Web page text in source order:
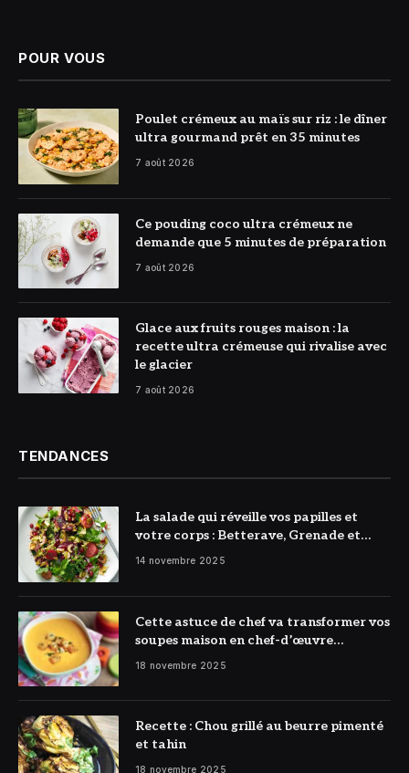
POUR VOUS
© DR
Poulet crémeux au maïs sur riz : le dîner
ultra gourmand prêt en 35 minutes
7 août 2026
© DR
Ce pouding coco ultra crémeux ne
demande que 5 minutes de préparation
7 août 2026
© DR
Glace aux fruits rouges maison : la
recette ultra crémeuse qui rivalise avec
le glacier
7 août 2026
TENDANCES
La salade qui réveille vos papilles et
votre corps : Betterave, Grenade et
Citron à l’honneur
14 novembre 2025
Cette astuce de chef va transformer vos
soupes maison en chef-d’œuvre
réconfortant
18 novembre 2025
Recette : Chou grillé au beurre pimenté
et tahin
18 novembre 2025